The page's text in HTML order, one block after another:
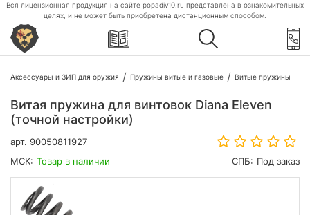
Вся лицензионная продукция на сайте popadiv10.ru представлена в ознакомительных
целях, и не может быть приобретена дистанционным способом.
Аксессуары и ЗИП для оружия Пружины витые и газовые Витые пружины
Витая пружина для винтовок Diana Eleven
(точной настройки)
арт. 90050811927
МСК: Товар в наличии СПБ: Под заказ